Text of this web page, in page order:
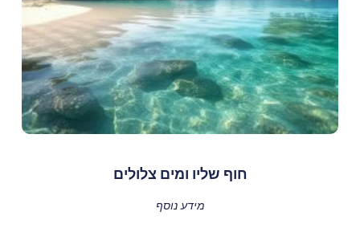
חוף שליו ומים צלולים
מידע נוסף